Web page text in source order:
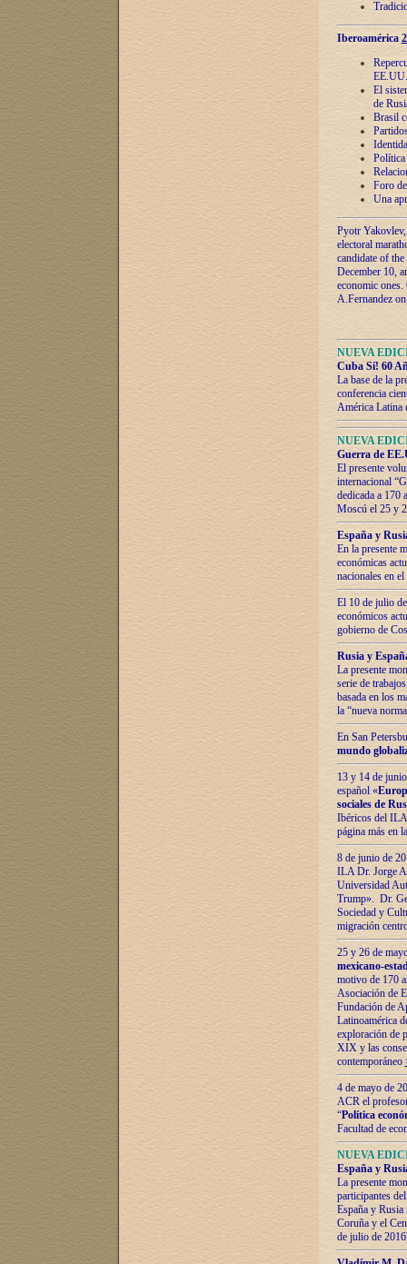
Iberoamérica
EE.UU.
El
de
Brasil
Política
Foro
Una
Pyotr
electoral
candidate of
December 10,
economic
A.Fernandez
NUEVA
Cuba Sí! 60
La base de la
conferencia
América Latina
NUEVA
Guerra de
El presente
internacional
dedicada a 170
Moscú el 25 y
España y
En la presente
económicas
nacionales en
El 10 de julio
económicos
gobierno de
Rusia y
La presente
serie de
basada en los
la “nueva
En San
mundo
13 y 14 de
español «
sociales de
Ibéricos del ILA
página más en
8 de junio de
ILA Dr. Jorge
Universidad
Trump». Dr.
Sociedad y
migración
25 y 26 de
mexicano-
motivo de 170
Asociación de
Fundación de
Latinoamérica
exploración de
XIX y las
contemporáneo
4 de mayo de
ACR el
“Política
Facultad de
NUEVA
España y
La presente
participantes
España y
Coruña y el
de julio de